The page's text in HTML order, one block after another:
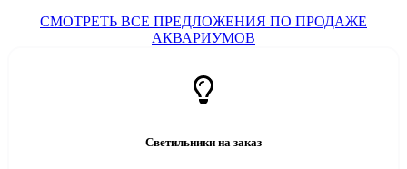
СМОТРЕТЬ ВСЕ ПРЕДЛОЖЕНИЯ ПО ПРОДАЖЕ
АКВАРИУМОВ
Светильники на заказ